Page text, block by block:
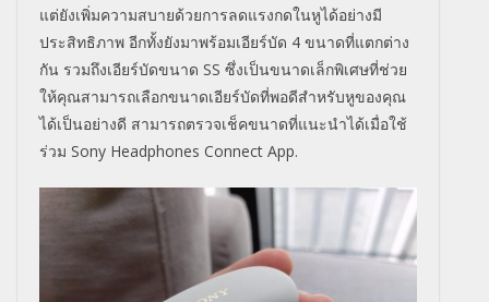
แต่ยังเพิ่มความสบายด้วยการลดแรงกดในหูได้อย่างมี
ประสิทธิภาพ อีกทั้งยังมาพร้อมเอียร์บัด 4 ขนาดที่แตกต่าง
กัน รวมถึงเอียร์บัดขนาด SS ซึ่งเป็นขนาดเล็กพิเศษที่ช่วย
ให้คุณสามารถเลือกขนาดเอียร์บัดที่พอดีสำหรับหูของคุณ
ได้เป็นอย่างดี สามารถตรวจเช็คขนาดที่แนะนำได้เมื่อใช้
ร่วม Sony Headphones Connect App.